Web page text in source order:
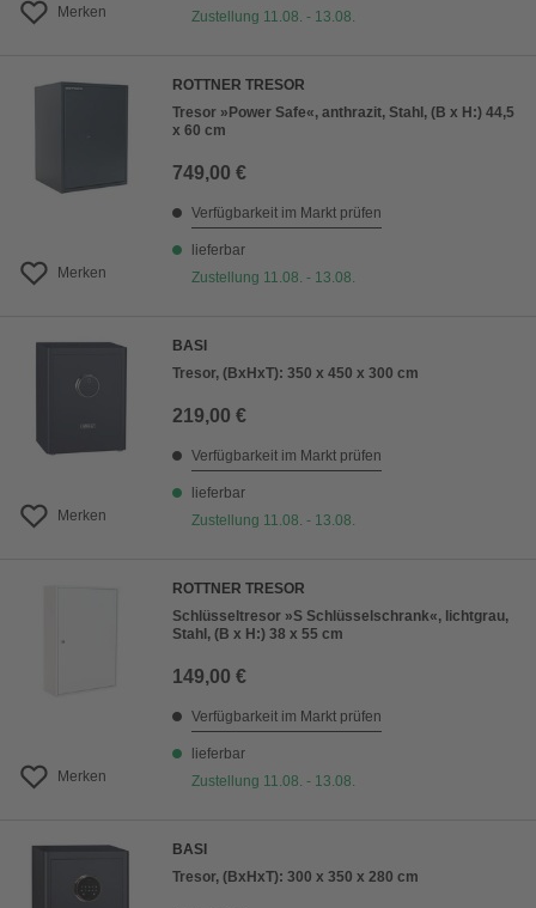
Merken
Zustellung 11.08. - 13.08.
Merken
ROTTNER TRESOR
Tresor »Power Safe«, anthrazit, Stahl, (B x H:) 44,5
x 60 cm
749,00 €
Verfügbarkeit im Markt prüfen
lieferbar
Zustellung 11.08. - 13.08.
Merken
BASI
Tresor, (BxHxT): 350 x 450 x 300 cm
219,00 €
Verfügbarkeit im Markt prüfen
lieferbar
Zustellung 11.08. - 13.08.
Merken
ROTTNER TRESOR
Schlüsseltresor »S Schlüsselschrank«, lichtgrau,
Stahl, (B x H:) 38 x 55 cm
149,00 €
Verfügbarkeit im Markt prüfen
lieferbar
Zustellung 11.08. - 13.08.
BASI
Tresor, (BxHxT): 300 x 350 x 280 cm